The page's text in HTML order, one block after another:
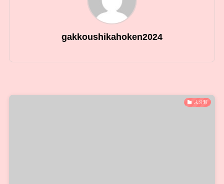
gakkoushikahoken2024
未分類